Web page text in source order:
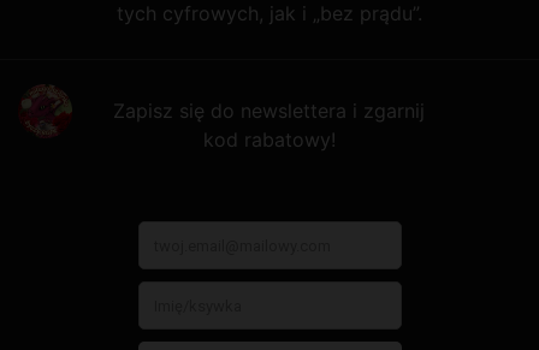
tych cyfrowych, jak i „bez prądu”.
Zapisz się do newslettera i zgarnij
kod rabatowy!